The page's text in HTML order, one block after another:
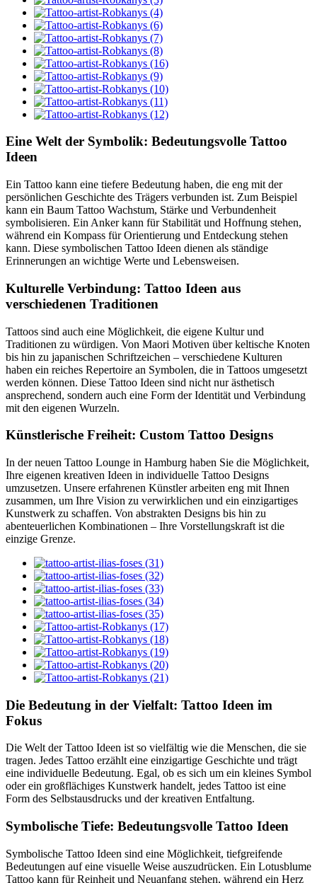
Eine Welt der Symbolik: Bedeutungsvolle Tattoo
Ideen
Ein Tattoo kann eine tiefere Bedeutung haben, die eng mit der
persönlichen Geschichte des Trägers verbunden ist. Zum Beispiel
kann ein Baum Tattoo Wachstum, Stärke und Verbundenheit
symbolisieren. Ein Anker kann für Stabilität und Hoffnung stehen,
während ein Kompass für Orientierung und Entdeckung stehen
kann. Diese symbolischen Tattoo Ideen dienen als ständige
Erinnerungen an wichtige Werte und Lebensweisen.
Kulturelle Verbindung: Tattoo Ideen aus
verschiedenen Traditionen
Tattoos sind auch eine Möglichkeit, die eigene Kultur und
Traditionen zu würdigen. Von Maori Motiven über keltische Knoten
bis hin zu japanischen Schriftzeichen – verschiedene Kulturen
haben ein reiches Repertoire an Symbolen, die in Tattoos umgesetzt
werden können. Diese Tattoo Ideen sind nicht nur ästhetisch
ansprechend, sondern auch eine Form der Identität und Verbindung
mit den eigenen Wurzeln.
Künstlerische Freiheit: Custom Tattoo Designs
In der neuen Tattoo Lounge in Hamburg haben Sie die Möglichkeit,
Ihre eigenen kreativen Ideen in individuelle Tattoo Designs
umzusetzen. Unsere erfahrenen Künstler arbeiten eng mit Ihnen
zusammen, um Ihre Vision zu verwirklichen und ein einzigartiges
Kunstwerk zu schaffen. Von abstrakten Designs bis hin zu
abenteuerlichen Kombinationen – Ihre Vorstellungskraft ist die
einzige Grenze.
Die Bedeutung in der Vielfalt: Tattoo Ideen im
Fokus
Die Welt der Tattoo Ideen ist so vielfältig wie die Menschen, die sie
tragen. Jedes Tattoo erzählt eine einzigartige Geschichte und trägt
eine individuelle Bedeutung. Egal, ob es sich um ein kleines Symbol
oder ein großflächiges Kunstwerk handelt, jedes Tattoo ist eine
Form des Selbstausdrucks und der kreativen Entfaltung.
Symbolische Tiefe: Bedeutungsvolle Tattoo Ideen
Symbolische Tattoo Ideen sind eine Möglichkeit, tiefgreifende
Bedeutungen auf eine visuelle Weise auszudrücken. Ein Lotusblume
Tattoo kann für Reinheit und Neuanfang stehen, während ein Herz